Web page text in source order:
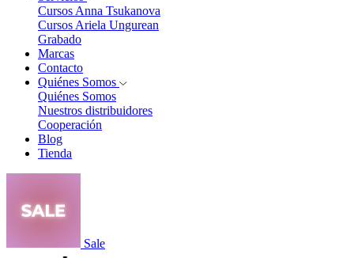
Cursos Anna Tsukanova
Cursos Ariela Ungurean
Grabado
Marcas
Contacto
Quiénes Somos
Quiénes Somos
Nuestros distribuidores
Cooperación
Blog
Tienda
Sale